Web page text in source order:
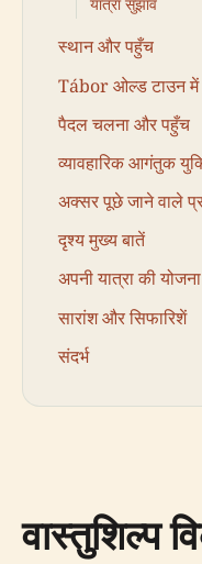
स्थान और पहुँच
Tábor ओल्ड टाउन में
पैदल चलना और पहुँच
व्यावहारिक आगंतुक
अक्सर पूछे जाने वाले
दृश्य मुख्य बातें
अपनी यात्रा की
सारांश और सिफारिशें
संदर्भ
वास्तुशिल्प